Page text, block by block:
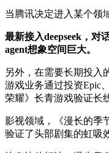
当腾讯决定进入某个领
最新接入deepseek，对
agent想象空间巨大。‍
另外，在需要长期投入
游戏业务通过投资Epic
荣耀》长青游戏验证长
影视领域，《漫长的季
验证了头部剧集的虹吸